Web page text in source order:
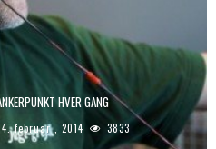
HVER GANG
4. februar , 2014 3833